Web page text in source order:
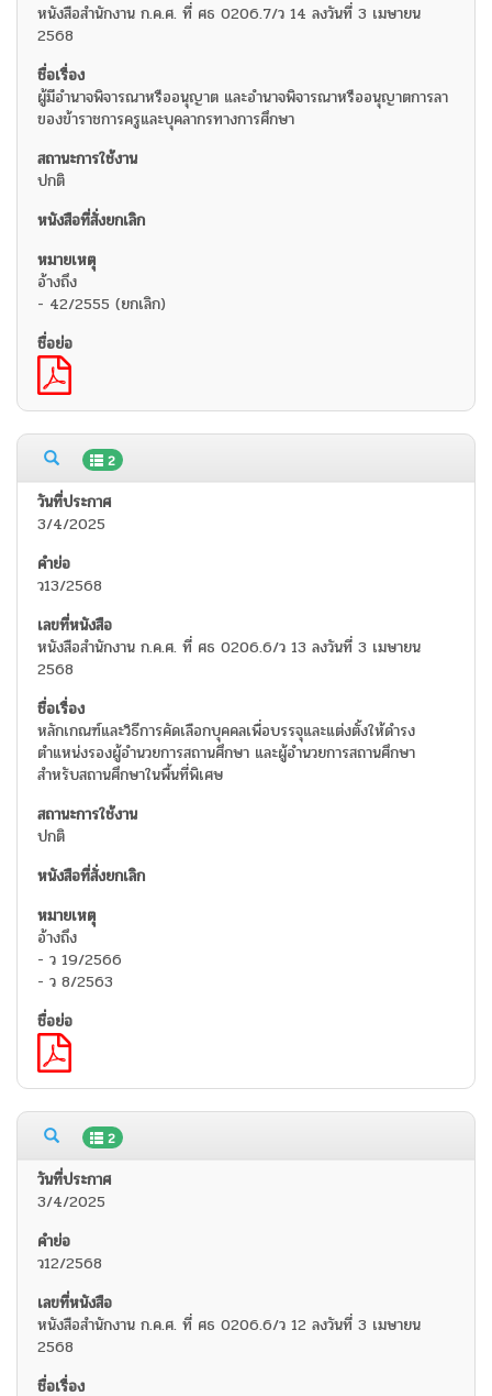
หนังสือสำนักงาน ก.ค.ศ. ที่ ศธ 0206.7/ว 14 ลงวันที่ 3 เมษายน
2568
ผู้มีอำนาจพิจารณาหรืออนุญาต และอำนาจพิจารณาหรืออนุญาตการลา
ของข้าราชการครูและบุคลากรทางการศึกษา
ปกติ
อ้างถึง
- 42/2555 (ยกเลิก)
2
3/4/2025
ว13/2568
หนังสือสำนักงาน ก.ค.ศ. ที่ ศธ 0206.6/ว 13 ลงวันที่ 3 เมษายน
2568
หลักเกณฑ์และวิธีการคัดเลือกบุคคลเพื่อบรรจุและแต่งตั้งให้ดำรง
ตำแหน่งรองผู้อำนวยการสถานศึกษา และผู้อำนวยการสถานศึกษา
สำหรับสถานศึกษาในพื้นที่พิเศษ
ปกติ
อ้างถึง
- ว 19/2566
- ว 8/2563
2
3/4/2025
ว12/2568
หนังสือสำนักงาน ก.ค.ศ. ที่ ศธ 0206.6/ว 12 ลงวันที่ 3 เมษายน
2568